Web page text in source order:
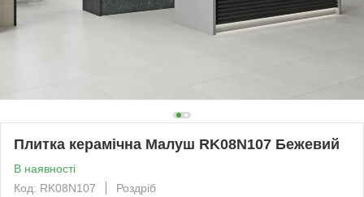
Плитка керамічна Малуш RK08N107 Бежевий
В наявності
Код: RK08N107
Роздріб